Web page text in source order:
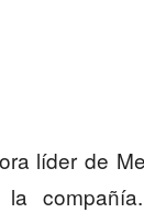
líder de
compañía.